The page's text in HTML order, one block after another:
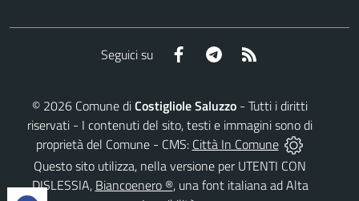
Seguici su Facebook Telegram
© 2026 Comune diCostigliole Saluzzo - Tutti i diritti
riservati - I contenuti del sito, testi e immagini sono di
proprietà del Comune - CMS: Città In Comune
Questo sito utilizza, nella versione per UTENTI CON
DISLESSIA, Biancoenero ®, una font italiana ad Alta